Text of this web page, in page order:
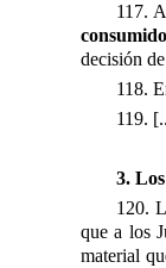
117.
decisión
118.
119.
3.
120.
que a los
material